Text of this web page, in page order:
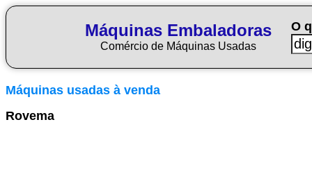
Máquinas Embaladoras
Comércio de Máquinas Usadas
O
Máquinas usadas à venda
Rovema